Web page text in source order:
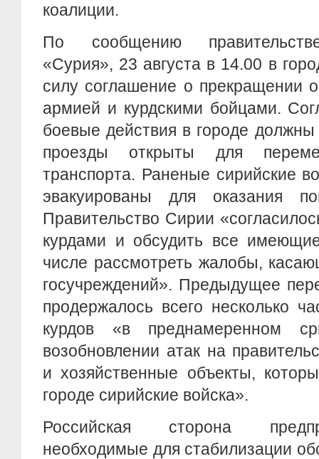
коалиции.
По сообщению
«Сурия», 23 августа в 14.00 в
силу соглашение о прекращении
армией и курдскими бойцами.
боевые действия в городе
проезды открыты для
транспорта. Раненые сирийские
эвакуированы для оказания
Правительство Сирии
курдами и обсудить все
числе рассмотреть жалобы,
госучреждений». Предыдущее
продержалось всего несколько
курдов «в преднамеренном
возобновлении атак на
и хозяйственные объекты,
городе сирийские войска».
Российская сторона
необходимые для стабилизации